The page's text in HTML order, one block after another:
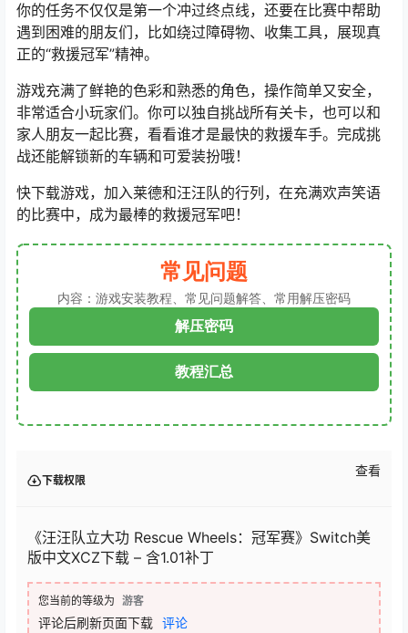
你的任务不仅仅是第一个冲过终点线，还要在比赛中帮助
遇到困难的朋友们，比如绕过障碍物、收集工具，展现真
正的“救援冠军”精神。
游戏充满了鲜艳的色彩和熟悉的角色，操作简单又安全，
非常适合小玩家们。你可以独自挑战所有关卡，也可以和
家人朋友一起比赛，看看谁才是最快的救援车手。完成挑
战还能解锁新的车辆和可爱装扮哦！
快下载游戏，加入莱德和汪汪队的行列，在充满欢声笑语
的比赛中，成为最棒的救援冠军吧！
常见问题
内容：游戏安装教程、常见问题解答、常用解压密码
解压密码
教程汇总
下载权限
查看
《汪汪队立大功 Rescue Wheels：冠军赛》Switch美
版中文XCZ下载 – 含1.01补丁
您当前的等级为 游客
评论后刷新页面下载 评论